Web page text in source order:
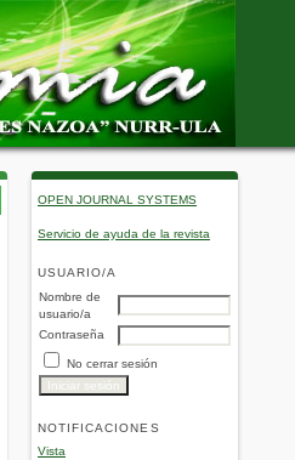
OPEN JOURNAL SYSTEMS
Servicio de ayuda de la revista
USUARIO/A
Nombre de
usuario/a
Contraseña
No cerrar sesión
NOTIFICACIONES
Vista